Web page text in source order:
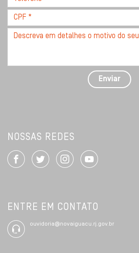
*
CPF
*
Descreva
com
Enviar
NOSSAS REDES
ENTRE EM CONTATO
ouvidoria@novaiguacu.rj.gov.br